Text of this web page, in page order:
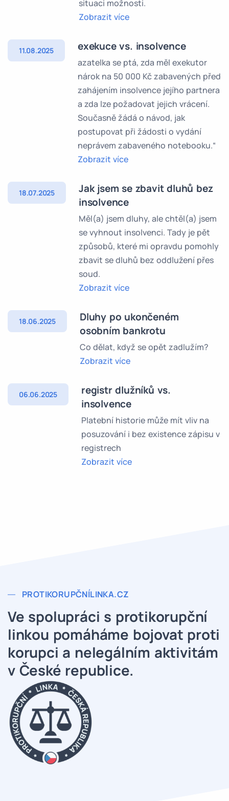
situaci možnosti.
Zobrazit více
11.08.2025 exekuce vs. insolvence
azatelka se ptá, zda měl exekutor
nárok na 50 000 Kč zabavených před
zahájením insolvence jejího partnera
a zda lze požadovat jejich vrácení.
Současně žádá o návod, jak
postupovat při žádosti o vydání
neprávem zabaveného notebooku.“
Zobrazit více
18.07.2025
Jak jsem se zbavit dluhů bez
insolvence
Měl(a) jsem dluhy, ale chtěl(a) jsem
se vyhnout insolvenci. Tady je pět
způsobů, které mi opravdu pomohly
zbavit se dluhů bez oddlužení přes
soud.
Zobrazit více
18.06.2025
Dluhy po ukončeném
osobním bankrotu
Co dělat, když se opět zadlužím?
Zobrazit více
06.06.2025
registr dlužníků vs.
insolvence
Platební historie může mít vliv na
posuzování i bez existence zápisu v
registrech
Zobrazit více
PROTIKORUPČNÍLINKA.CZ
Ve spolupráci s protikorupční
linkou pomáháme bojovat proti
korupci a nelegálním aktivitám
v České republice.